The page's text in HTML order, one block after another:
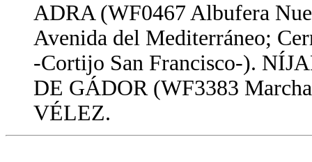
ADRA (WF0467 Albufera
Avenida del Mediterráneo;
-Cortijo San Francisco-).
DE GÁDOR (WF3383
VÉLEZ.